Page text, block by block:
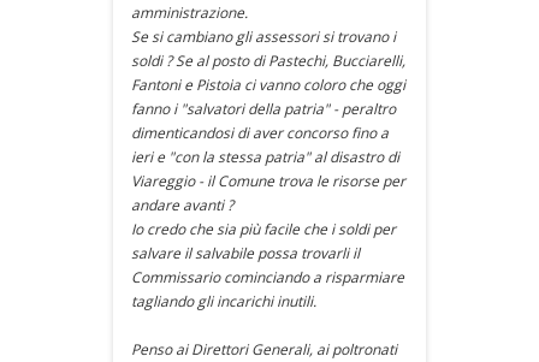
amministrazione.
Se si cambiano gli assessori si trovano i
soldi ? Se al posto di Pastechi, Bucciarelli,
Fantoni e Pistoia ci vanno coloro che oggi
fanno i "salvatori della patria" - peraltro
dimenticandosi di aver concorso fino a
ieri e "con la stessa patria" al disastro di
Viareggio - il Comune trova le risorse per
andare avanti ?
Io credo che sia più facile che i soldi per
salvare il salvabile possa trovarli il
Commissario cominciando a risparmiare
tagliando gli incarichi inutili.
Penso ai Direttori Generali, ai poltronati